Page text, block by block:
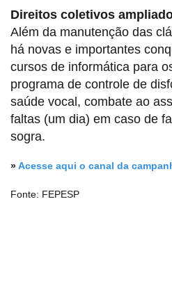
Direitos coletivos
Além da manutenção das
há novas e importantes
cursos de informática para
programa de controle de
saúde vocal, combate ao
faltas (um dia) em caso de
sogra.
»Acesse aqui o canal da
Fonte: FEPESP